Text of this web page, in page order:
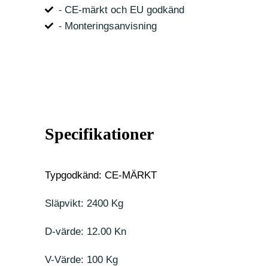
⁃ CE-märkt och EU godkänd
⁃ Monteringsanvisning
Specifikationer
Typgodkänd: CE-MÄRKT
Släpvikt: 2400 Kg
D-värde: 12.00 Kn
V-Värde: 100 Kg